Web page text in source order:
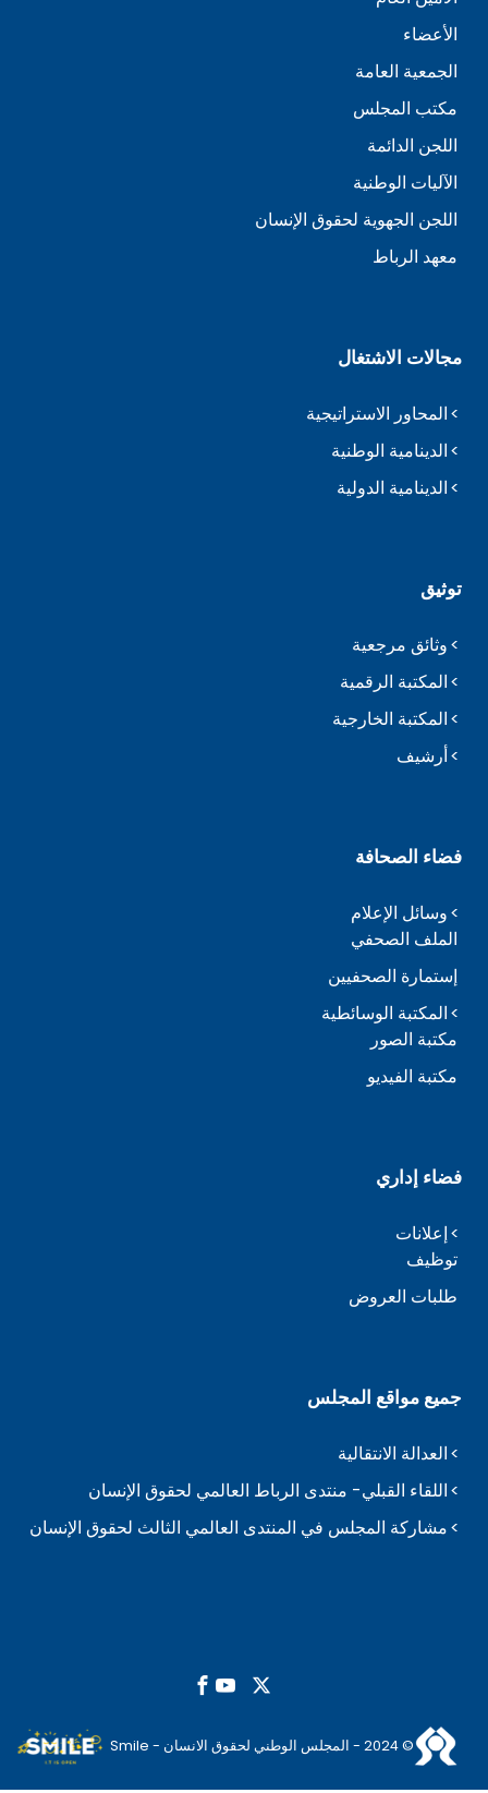
الأعضاء
الجمعية العامة
مكتب المجلس
اللجن الدائمة
الآليات الوطنية
اللجن الجهوية لحقوق الإنسان
معهد الرباط
مجالات الاشتغال
المحاور الاستراتيجية
الدينامية الوطنية
الدينامية الدولية
توثيق
وثائق مرجعية
المكتبة الرقمية
المكتبة الخارجية
أرشيف
فضاء الصحافة
وسائل الإعلام
الملف الصحفي
إستمارة الصحفيين
المكتبة الوسائطية
مكتبة الصور
مكتبة الفيديو
فضاء إداري
إعلانات
توظيف
طلبات العروض
جميع مواقع المجلس
العدالة الانتقالية
اللقاء القبلي- منتدى الرباط العالمي لحقوق الإنسان
مشاركة المجلس في المنتدى العالمي الثالث لحقوق الإنسان
© 2024 - المجلس الوطني لحقوق الانسان - Smile